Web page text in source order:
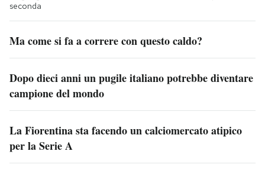
seconda
Ma come si fa a correre con questo caldo?
Dopo dieci anni un pugile italiano potrebbe diventare
campione del mondo
La Fiorentina sta facendo un calciomercato atipico
per la Serie A